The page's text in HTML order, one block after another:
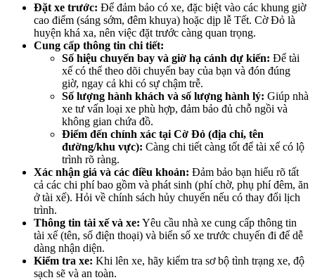
Đặt xe trước: Để đảm bảo có xe, đặc biệt vào các khung giờ
cao điểm (sáng sớm, đêm khuya) hoặc dịp lễ Tết. Cờ Đỏ là
huyện khá xa, nên việc đặt trước càng quan trọng.
Cung cấp thông tin chi tiết:
Số hiệu chuyến bay và giờ hạ cánh dự kiến: Để tài
xế có thể theo dõi chuyến bay của bạn và đón đúng
giờ, ngay cả khi có sự chậm trễ.
Số lượng hành khách và số lượng hành lý: Giúp nhà
xe tư vấn loại xe phù hợp, đảm bảo đủ chỗ ngồi và
không gian chứa đồ.
Điểm đến chính xác tại Cờ Đỏ (địa chỉ, tên
đường/khu vực): Càng chi tiết càng tốt để tài xế có lộ
trình rõ ràng.
Xác nhận giá và các điều khoản: Đảm bảo bạn hiểu rõ tất
cả các chi phí bao gồm và phát sinh (phí chờ, phụ phí đêm, ăn
ở tài xế). Hỏi về chính sách hủy chuyến nếu có thay đổi lịch
trình.
Thông tin tài xế và xe: Yêu cầu nhà xe cung cấp thông tin
tài xế (tên, số điện thoại) và biển số xe trước chuyến đi để dễ
dàng nhận diện.
Kiểm tra xe: Khi lên xe, hãy kiểm tra sơ bộ tình trạng xe, độ
sạch sẽ và an toàn.